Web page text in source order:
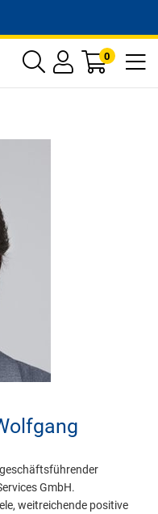
0
GmbH.
weitreichende positive